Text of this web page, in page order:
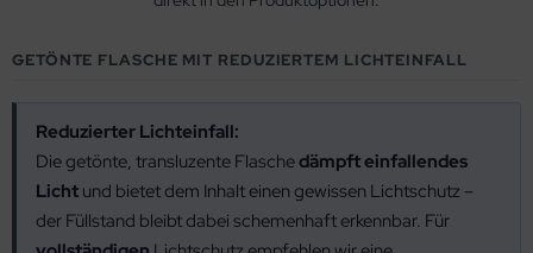
GETÖNTE FLASCHE MIT REDUZIERTEM LICHTEINFALL
Reduzierter Lichteinfall:
Die getönte, transluzente Flaschedämpft einfallendes
Licht und bietet dem Inhalt einen gewissen Lichtschutz –
der Füllstand bleibt dabei schemenhaft erkennbar. Für